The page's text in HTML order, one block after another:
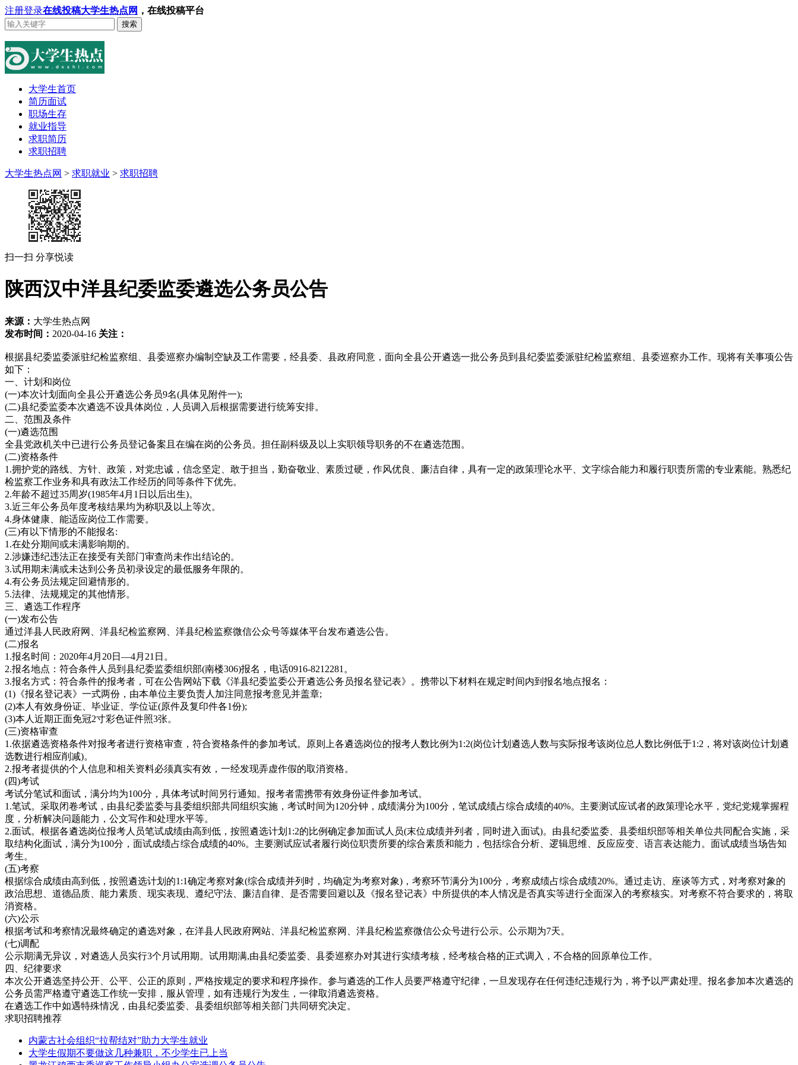
注册登录在线投稿大学生热点网 ，在线投稿平台
搜索
大学生首页
简历面试
职场生存
就业指导
求职简历
求职招聘
大学生热点网 > 求职就业 > 求职招聘
扫一扫 分享悦读
陕西汉中洋县纪委监委遴选公务员公告
来源： 大学生热点网
发布时间： 2020-04-16 关注：
根据县纪委监委派驻纪检监察组、县委巡察办编制空缺及工作需要，经县委、县政府同意，面向全县公开遴选一批公务员到县纪委监委派驻纪检监察组、县委巡察办工作。现将有关事项公告
如下：
一、计划和岗位
(一)本次计划面向全县公开遴选公务员9名(具体见附件一);
(二)县纪委监委本次遴选不设具体岗位，人员调入后根据需要进行统筹安排。
二、范围及条件
(一)遴选范围
全县党政机关中已进行公务员登记备案且在编在岗的公务员。担任副科级及以上实职领导职务的不在遴选范围。
(二)资格条件
1.拥护党的路线、方针、政策，对党忠诚，信念坚定、敢于担当，勤奋敬业、素质过硬，作风优良、廉洁自律，具有一定的政策理论水平、文字综合能力和履行职责所需的专业素能。熟悉纪
检监察工作业务和具有政法工作经历的同等条件下优先。
2.年龄不超过35周岁(1985年4月1日以后出生)。
3.近三年公务员年度考核结果均为称职及以上等次。
4.身体健康、能适应岗位工作需要。
(三)有以下情形的不能报名:
1.在处分期间或未满影响期的。
2.涉嫌违纪违法正在接受有关部门审查尚未作出结论的。
3.试用期未满或未达到公务员初录设定的最低服务年限的。
4.有公务员法规定回避情形的。
5.法律、法规规定的其他情形。
三、遴选工作程序
(一)发布公告
通过洋县人民政府网、洋县纪检监察网、洋县纪检监察微信公众号等媒体平台发布遴选公告。
(二)报名
1.报名时间：2020年4月20日—4月21日。
2.报名地点：符合条件人员到县纪委监委组织部(南楼306)报名，电话0916-8212281。
3.报名方式：符合条件的报考者，可在公告网站下载《洋县纪委监委公开遴选公务员报名登记表》。携带以下材料在规定时间内到报名地点报名：
(1)《报名登记表》一式两份，由本单位主要负责人加注同意报考意见并盖章;
(2)本人有效身份证、毕业证、学位证(原件及复印件各1份);
(3)本人近期正面免冠2寸彩色证件照3张。
(三)资格审查
1.依据遴选资格条件对报考者进行资格审查，符合资格条件的参加考试。原则上各遴选岗位的报考人数比例为1:2(岗位计划遴选人数与实际报考该岗位总人数比例低于1:2，将对该岗位计划遴
选数进行相应削减)。
2.报考者提供的个人信息和相关资料必须真实有效，一经发现弄虚作假的取消资格。
(四)考试
考试分笔试和面试，满分均为100分，具体考试时间另行通知。报考者需携带有效身份证件参加考试。
1.笔试。采取闭卷考试，由县纪委监委与县委组织部共同组织实施，考试时间为120分钟，成绩满分为100分，笔试成绩占综合成绩的40%。主要测试应试者的政策理论水平，党纪党规掌握程
度，分析解决问题能力，公文写作和处理水平等。
2.面试。根据各遴选岗位报考人员笔试成绩由高到低，按照遴选计划1:2的比例确定参加面试人员(末位成绩并列者，同时进入面试)。由县纪委监委、县委组织部等相关单位共同配合实施，采
取结构化面试，满分为100分，面试成绩占综合成绩的40%。主要测试应试者履行岗位职责所要的综合素质和能力，包括综合分析、逻辑思维、反应应变、语言表达能力。面试成绩当场告知
考生。
(五)考察
根据综合成绩由高到低，按照遴选计划的1:1确定考察对象(综合成绩并列时，均确定为考察对象)，考察环节满分为100分，考察成绩占综合成绩20%。通过走访、座谈等方式，对考察对象的
政治思想、道德品质、能力素质、现实表现、遵纪守法、廉洁自律、是否需要回避以及《报名登记表》中所提供的本人情况是否真实等进行全面深入的考察核实。对考察不符合要求的，将取
消资格。
(六)公示
根据考试和考察情况最终确定的遴选对象，在洋县人民政府网站、洋县纪检监察网、洋县纪检监察微信公众号进行公示。公示期为7天。
(七)调配
公示期满无异议，对遴选人员实行3个月试用期。试用期满,由县纪委监委、县委巡察办对其进行实绩考核，经考核合格的正式调入，不合格的回原单位工作。
四、纪律要求
本次公开遴选坚持公开、公平、公正的原则，严格按规定的要求和程序操作。参与遴选的工作人员要严格遵守纪律，一旦发现存在任何违纪违规行为，将予以严肃处理。报名参加本次遴选的
公务员需严格遵守遴选工作统一安排，服从管理，如有违规行为发生，一律取消遴选资格。
在遴选工作中如遇特殊情况，由县纪委监委、县委组织部等相关部门共同研究决定。
求职招聘推荐
内蒙古社会组织“拉帮结对”助力大学生就业
大学生假期不要做这几种兼职，不少学生已上当